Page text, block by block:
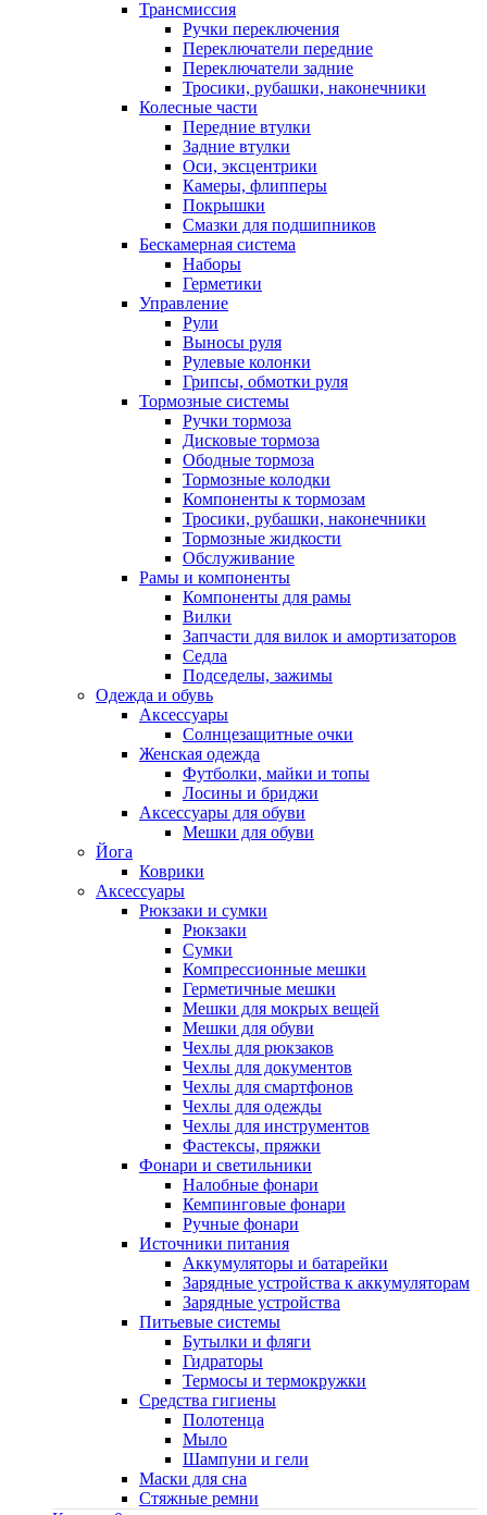
Трансмиссия
Ручки переключения
Переключатели передние
Переключатели задние
Тросики, рубашки, наконечники
Колесные части
Передние втулки
Задние втулки
Оси, эксцентрики
Камеры, флипперы
Покрышки
Смазки для подшипников
Бескамерная система
Наборы
Герметики
Управление
Рули
Выносы руля
Рулевые колонки
Грипсы, обмотки руля
Тормозные системы
Ручки тормоза
Дисковые тормоза
Ободные тормоза
Тормозные колодки
Компоненты к тормозам
Тросики, рубашки, наконечники
Тормозные жидкости
Обслуживание
Рамы и компоненты
Компоненты для рамы
Вилки
Запчасти для вилок и амортизаторов
Седла
Подседелы, зажимы
Одежда и обувь
Аксессуары
Солнцезащитные очки
Женская одежда
Футболки, майки и топы
Лосины и бриджи
Аксессуары для обуви
Мешки для обуви
Йога
Коврики
Аксессуары
Рюкзаки и сумки
Рюкзаки
Сумки
Компрессионные мешки
Герметичные мешки
Мешки для мокрых вещей
Мешки для обуви
Чехлы для рюкзаков
Чехлы для документов
Чехлы для смартфонов
Чехлы для одежды
Чехлы для инструментов
Фастексы, пряжки
Фонари и светильники
Налобные фонари
Кемпинговые фонари
Ручные фонари
Источники питания
Аккумуляторы и батарейки
Зарядные устройства к аккумуляторам
Зарядные устройства
Питьевые системы
Бутылки и фляги
Гидраторы
Термосы и термокружки
Средства гигиены
Полотенца
Мыло
Шампуни и гели
Маски для сна
Стяжные ремни